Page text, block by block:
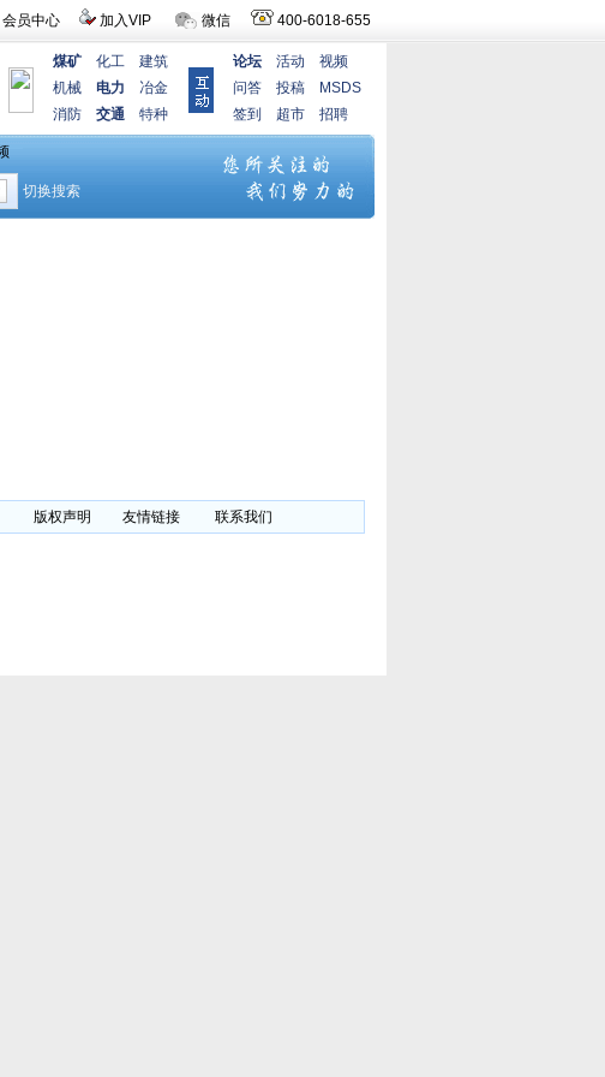
会员中心 加入VIP 微信 400-6018-655
煤矿 化工
建筑
机械
电力
冶金
消防
交通 特种
论坛 活动
视频
问答
投稿
MSDS
签到
超市 招聘
版权声明 友情链接 联系我们